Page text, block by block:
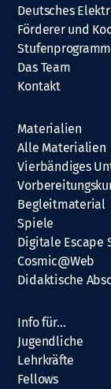
Deutsches
Förderer und
Stufenprogramm
Das Team
Kontakt
Materialien
Alle Materialien
Vierbändiges
Begleitmaterial
Spiele
Digitale Escape
Cosmic@Web
Didaktische
Info für…
Jugendliche
Lehrkräfte
Fellows